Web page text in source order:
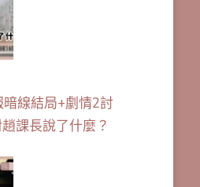
線結局+劇情2討
課長說了什麼？